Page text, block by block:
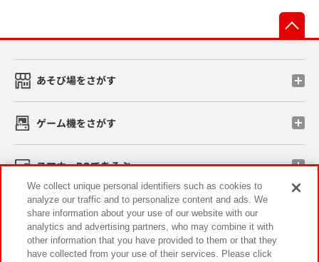
あそび場をさがす
ゲーム機をさがす
スマホ・PCであそぶ
イベント・キャンペーン
We collect unique personal identifiers such as cookies to
analyze our traffic and to personalize content and ads. We
share information about your use of our website with our
analytics and advertising partners, who may combine it with
other information that you have provided to them or that they
have collected from your use of their services. Please click